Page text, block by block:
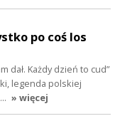
po coś los
dał. Każdy dzień to cud”
legenda polskiej
» więcej